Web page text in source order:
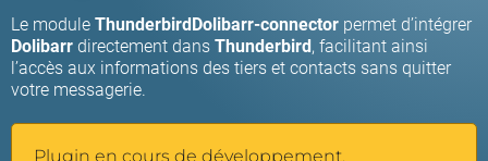
Le module ThunderbirdDolibarr-connector permet d’intégrer
Dolibarr directement dans Thunderbird, facilitant ainsi
l’accès aux informations des tiers et contacts sans quitter
votre messagerie.
Plugin en cours de développement.